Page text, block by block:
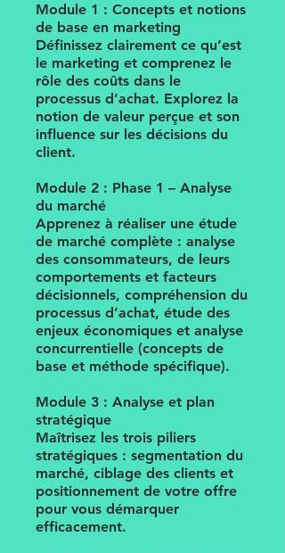
Module 1 : Concepts et notions
de base en marketing
Définissez clairement ce qu’est
le marketing et comprenez le
rôle des coûts dans le
processus d’achat. Explorez la
notion de valeur perçue et son
influence sur les décisions du
client.
Module 2 : Phase 1 – Analyse
du marché
Apprenez à réaliser une étude
de marché complète : analyse
des consommateurs, de leurs
comportements et facteurs
décisionnels, compréhension du
processus d’achat, étude des
enjeux économiques et analyse
concurrentielle (concepts de
base et méthode spécifique).
Module 3 : Analyse et plan
stratégique
Maîtrisez les trois piliers
stratégiques : segmentation du
marché, ciblage des clients et
positionnement de votre offre
pour vous démarquer
efficacement.